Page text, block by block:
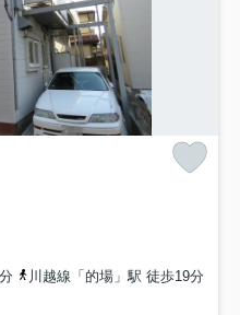
川越線「的場」駅 徒歩19分